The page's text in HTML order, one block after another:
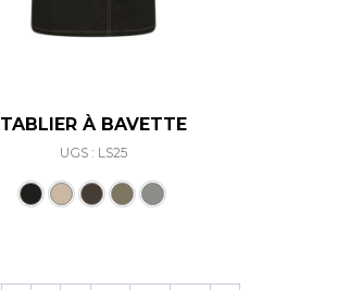
TABLIER À BAVETTE
UGS : LS25